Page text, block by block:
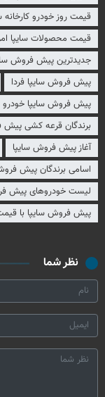
قیمت روز خودرو کارخانه
قیمت محصولات سایپا
جدیدترین پیش فروش
پیش فروش سایپا فردا
پيش فروش سايپا خودرو
برندگان قرعه کشی پیش
آغاز پیش فروش سایپا
اسامی برندگان پیش
لیست خودروهای پیش
پیش فروش سایپا با
نظر شما